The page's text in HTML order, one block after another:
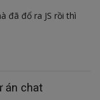
đã đổ ra JS rồi thì
án chat